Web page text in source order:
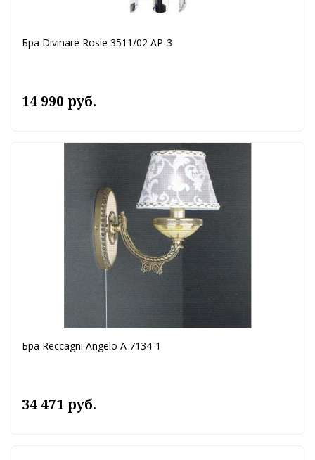
Бра Divinare Rosie 3511/02 AP-3
14 990 руб.
Бра Reccagni Angelo A 7134-1
34 471 руб.